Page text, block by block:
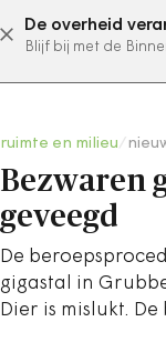
De overheid
Blijf bij met de
ruimte en milieu
Bezwaren
geveegd
De
gigastal in
Dier is mislukt.